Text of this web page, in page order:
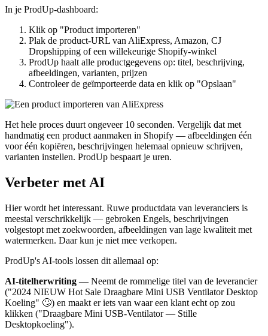
In je ProdUp-dashboard:
Klik op "Product importeren"
Plak de product-URL van AliExpress, Amazon, CJ
Dropshipping of een willekeurige Shopify-winkel
ProdUp haalt alle productgegevens op: titel, beschrijving,
afbeeldingen, varianten, prijzen
Controleer de geïmporteerde data en klik op "Opslaan"
Het hele proces duurt ongeveer 10 seconden. Vergelijk dat met
handmatig een product aanmaken in Shopify — afbeeldingen één
voor één kopiëren, beschrijvingen helemaal opnieuw schrijven,
varianten instellen. ProdUp bespaart je uren.
Verbeter met AI
Hier wordt het interessant. Ruwe productdata van leveranciers is
meestal verschrikkelijk — gebroken Engels, beschrijvingen
volgestopt met zoekwoorden, afbeeldingen van lage kwaliteit met
watermerken. Daar kun je niet mee verkopen.
ProdUp's AI-tools lossen dit allemaal op:
AI-titelherwriting — Neemt de rommelige titel van de leverancier
("2024 NIEUW Hot Sale Draagbare Mini USB Ventilator Desktop
Koeling" 🙄) en maakt er iets van waar een klant echt op zou
klikken ("Draagbare Mini USB-Ventilator — Stille
Desktopkoeling").